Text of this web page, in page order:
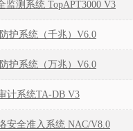
监测系统 TopAPT3000 V3
护系统（千兆）V6.0
护系统（万兆）V6.0
计系统TA-DB V3
安全准入系统 NAC/V8.0